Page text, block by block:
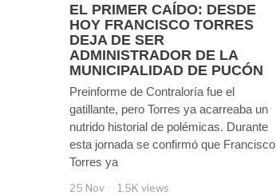
EL PRIMER CAÍDO: DESDE
HOY FRANCISCO TORRES
DEJA DE SER
ADMINISTRADOR DE LA
MUNICIPALIDAD DE PUCÓN
Preinforme de Contraloría fue el
gatillante, pero Torres ya acarreaba un
nutrido historial de polémicas. Durante
esta jornada se confirmó que Francisco
Torres ya
25 Nov 1.5K views